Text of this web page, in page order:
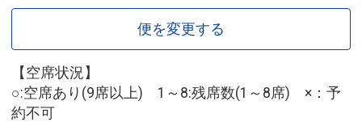
便を変更する
【空席状況】
○:空席あり(9席以上) 1～8:残席数(1～8席) ×：予
約不可